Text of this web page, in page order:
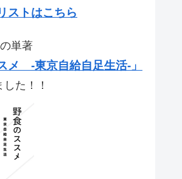
ストはこちら
単著
メ -東京自給自足生活-」
た！！